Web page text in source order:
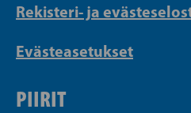
Rekisteri- ja
Evästeasetukset
PIIRIT